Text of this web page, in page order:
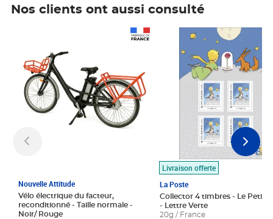
Nos clients ont aussi consulté
Nouvelle Attitude
Vélo électrique du facteur,
reconditionné - Taille normale -
Noir/ Rouge
Livraison offerte
La Poste
Collector 4 timbres - Le Petit
- Lettre Verte
20g / France
Prix 7,50€